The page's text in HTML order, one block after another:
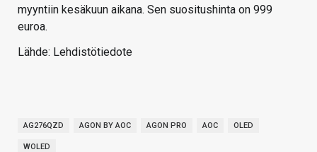
myyntiin kesäkuun aikana. Sen suositushinta on 999
euroa.
Lähde: Lehdistötiedote
AG276QZD AGON BY AOC AGON PRO AOC OLED
WOLED